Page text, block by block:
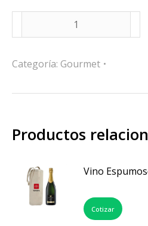
Categoría: Gourmet
Productos
Vino
Cotizar